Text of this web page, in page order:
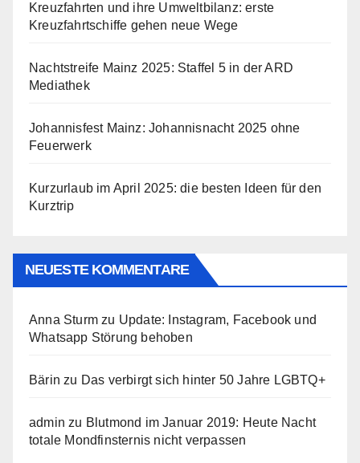
Kreuzfahrten und ihre Umweltbilanz: erste
Kreuzfahrtschiffe gehen neue Wege
Nachtstreife Mainz 2025: Staffel 5 in der ARD
Mediathek
Johannisfest Mainz: Johannisnacht 2025 ohne
Feuerwerk
Kurzurlaub im April 2025: die besten Ideen für den
Kurztrip
NEUESTE KOMMENTARE
Anna Sturm zu Update: Instagram, Facebook und
Whatsapp Störung behoben
Bärin zu Das verbirgt sich hinter 50 Jahre LGBTQ+
admin zu Blutmond im Januar 2019: Heute Nacht
totale Mondfinsternis nicht verpassen